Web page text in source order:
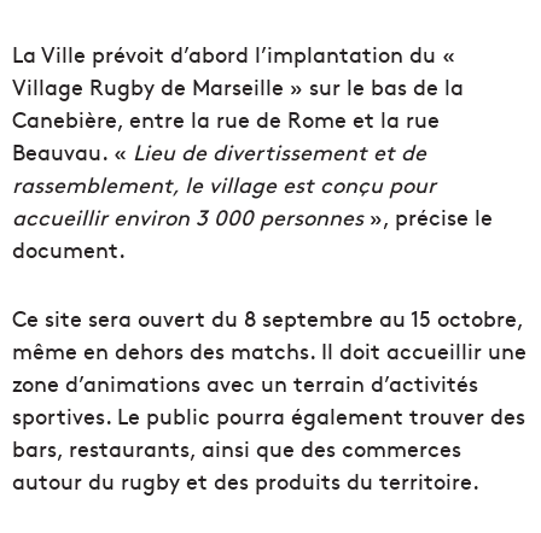
La Ville prévoit d’abord l’implantation du «
Village Rugby de Marseille » sur le bas de la
Canebière, entre la rue de Rome et la rue
Beauvau. « Lieu de divertissement et de
rassemblement, le village est conçu pour
accueillir environ 3 000 personnes», précise le
document.
Ce site sera ouvert du 8 septembre au 15 octobre,
même en dehors des matchs. Il doit accueillir une
zone d’animations avec un terrain d’activités
sportives. Le public pourra également trouver des
bars, restaurants, ainsi que des commerces
autour du rugby et des produits du territoire.